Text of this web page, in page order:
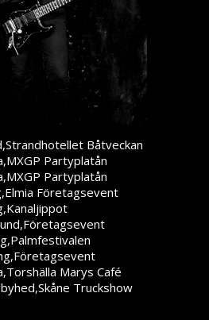
Båtveckan
Partyplatån
Partyplatån
Företagsevent
Marys Café
Truckshow